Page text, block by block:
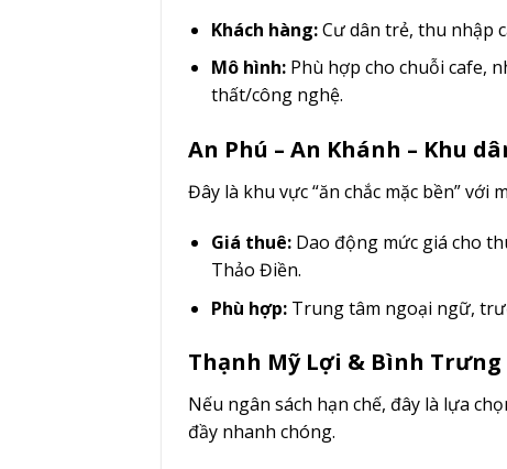
Khách hàng:Cư dân trẻ, thu nhập
Mô hình:Phù hợp cho chuỗi cafe,
thất/công nghệ.
An Phú – An Khánh – Khu
Đây là khu vực “ăn chắc mặc bền” với
Giá thuê:Dao động mức giá cho
Thảo Điền.
Phù hợp:Trung tâm ngoại ngữ,
Thạnh Mỹ Lợi & Bình
Nếu ngân sách hạn chế, đây là lựa
đầy nhanh chóng.